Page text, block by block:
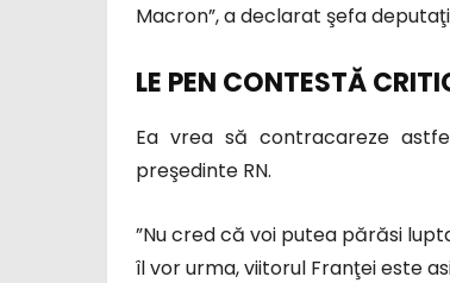
Macron”, a declarat şefa
LE PEN CONTESTĂ
Ea vrea să contracareze
preşedinte RN.
”Nu cred că voi putea părăsi
îl vor urma, viitorul Franţei este